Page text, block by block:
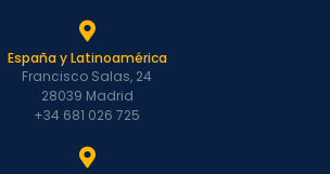
España y Latinoamérica
Francisco Salas, 24
28039 Madrid
+34 681 026 725